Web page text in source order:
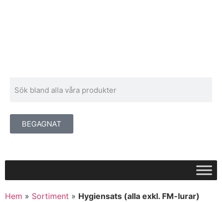
BEGAGNAT
Hem » Sortiment » Hygiensats (alla exkl. FM-lurar)